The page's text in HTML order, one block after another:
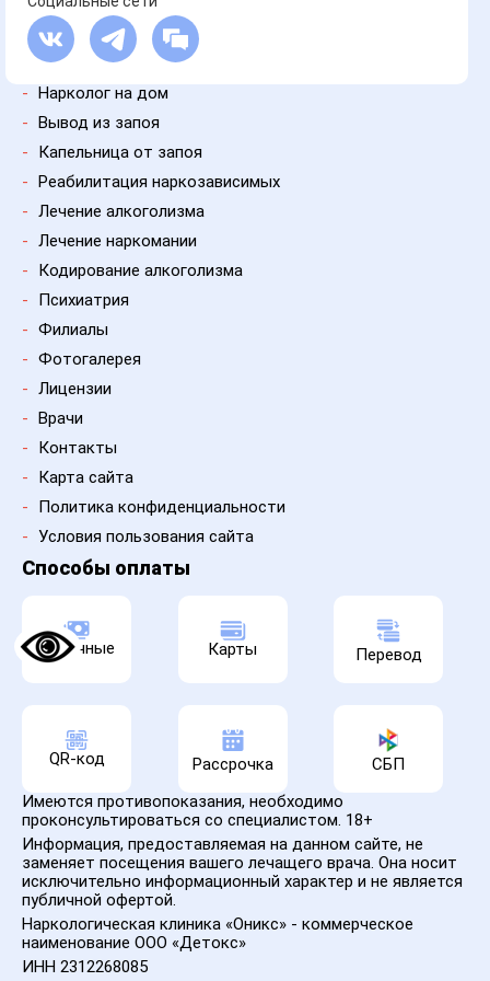
- Нарколог на дом
- Вывод из запоя
-
Капельница от запоя
- Реабилитация наркозависимых
- Лечение алкоголизма
- Лечение наркомании
-
Кодирование алкоголизма
-
Психиатрия
- Филиалы
- Фотогалерея
- Лицензии
- Врачи
-
Контакты
-
Карта сайта
-
Политика конфиденциальности
- Условия пользования сайта
Имеются противопоказания, необходимо
проконсультироваться со специалистом. 18+
Информация, предоставляемая на данном сайте, не
заменяет посещения вашего лечащего врача. Она носит
исключительно информационный характер и не является
публичной офертой.
Наркологическая клиника «Оникс» - коммерческое
наименование ООО «Детокс»
ИНН 2312268085
Способы оплаты
Наличные Карты Перевод
QR-код Рассрочка СБП